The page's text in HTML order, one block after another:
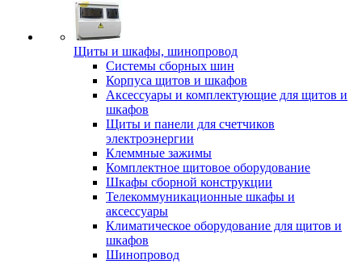
Щиты и шкафы, шинопровод
Системы сборных шин
Корпуса щитов и шкафов
Аксессуары и комплектующие для щитов и
шкафов
Щиты и панели для счетчиков
электроэнергии
Клеммные зажимы
Комплектное щитовое оборудование
Шкафы сборной конструкции
Телекоммуникационные шкафы и
аксессуары
Климатическое оборудование для щитов и
шкафов
Шинопровод